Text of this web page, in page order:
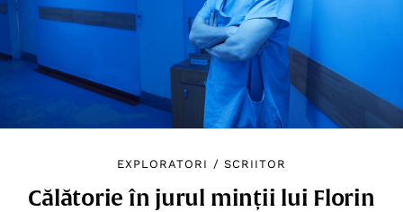
EXPLORATORI / SCRIITOR
Călătorie în jurul minții lui Florin